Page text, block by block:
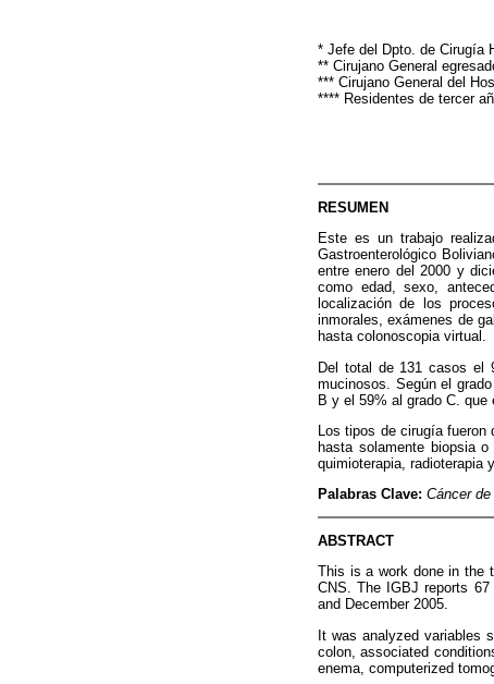
* Jefe del Dpto. de Cirugía
** Cirujano General
*** Cirujano General del
**** Residentes de tercer
RESUMEN
Este es un trabajo
Gastroenterológico
entre enero del 2000 y
como edad, sexo,
localización de los
inmorales, exámenes de
hasta colonoscopia virtual.
Del total de 131 casos el
mucinosos. Según el
B y el 59% al grado C. que
Los tipos de cirugía fueron
hasta solamente biopsia
quimioterapia, radioterapia
Palabras Clave: Cáncer
ABSTRACT
This is a work done in the
CNS. The IGBJ reports
and December 2005.
It was analyzed variables
colon, associated
enema, computerized